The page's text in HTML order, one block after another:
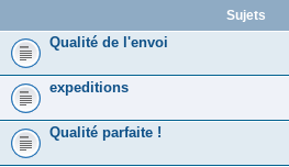
Sujets
Qualité de l'envoi
expeditions
Qualité parfaite !